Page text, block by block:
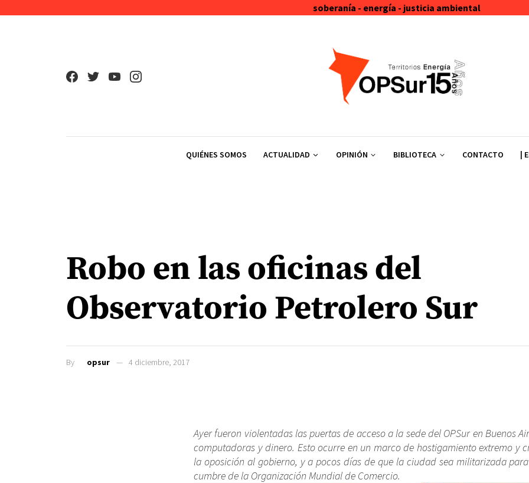
soberanía - energía - justicia ambiental
QUIÉNES SOMOS ACTUALIDAD OPINIÓN BIBLIOTECA CONTACTO |
Robo en las oficinas del
Observatorio Petrolero Sur
By opsur 4 diciembre, 2017
Ayer fueron violentadas las puertas de acceso a la sede del OPSur en Buenos
computadoras y dinero. Esto ocurre en un marco de hostigamiento extremo y
la oposición al gobierno, y a pocos días de que la ciudad sea militarizada
cumbre de la Organización Mundial de Comercio.